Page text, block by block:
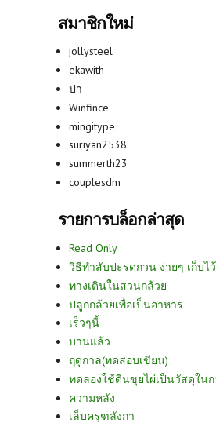
สมาชิกใหม่
jollysteel
ekawith
ปา
Winfince
mingitype
suriyan2538
summerth23
couplesdm
รายการบล็อกล่าสุด
Read Only
วิธีทำสับปะรดกวน ง่ายๆ เก็บไ
ทางเดินในสวนกล้วย
ปลูกกล้วยเพื่อเป็นอาหาร
เร็วๆนี้
บานแล้ว
ฤดูกาล(ทดสอบเขียน)
ทดลองใช้ดินขุยไผ่เป็นวัสดุใน
ความหลัง
เล็บครุฑลังกา